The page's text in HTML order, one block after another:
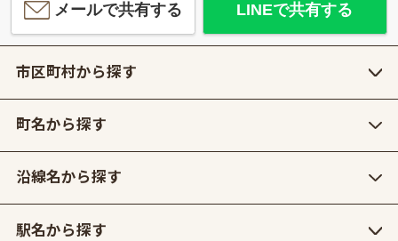
メールで共有する LINEで共有する
市区町村から探す
町名から探す
沿線名から探す
駅名から探す